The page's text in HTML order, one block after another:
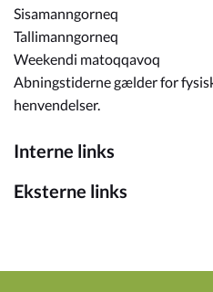
Sisamanngorneq
Tallimanngorneq
Weekendi matoqqavoq
Abningstiderne gælder for
henvendelser.
Interne links
Eksterne links